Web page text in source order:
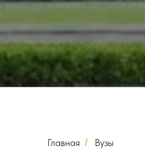
Главная / Вузы